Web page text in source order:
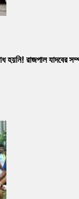
রাজপাল যাদবের